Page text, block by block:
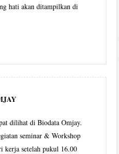
hati akan ditampilkan di
dilihat di Biodata Omjay.
seminar & Workshop
kerja setelah pukul 16.00